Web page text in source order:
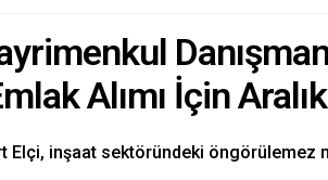
Alımı İçin
Elçi, inşaat sektöründeki öngörülemez